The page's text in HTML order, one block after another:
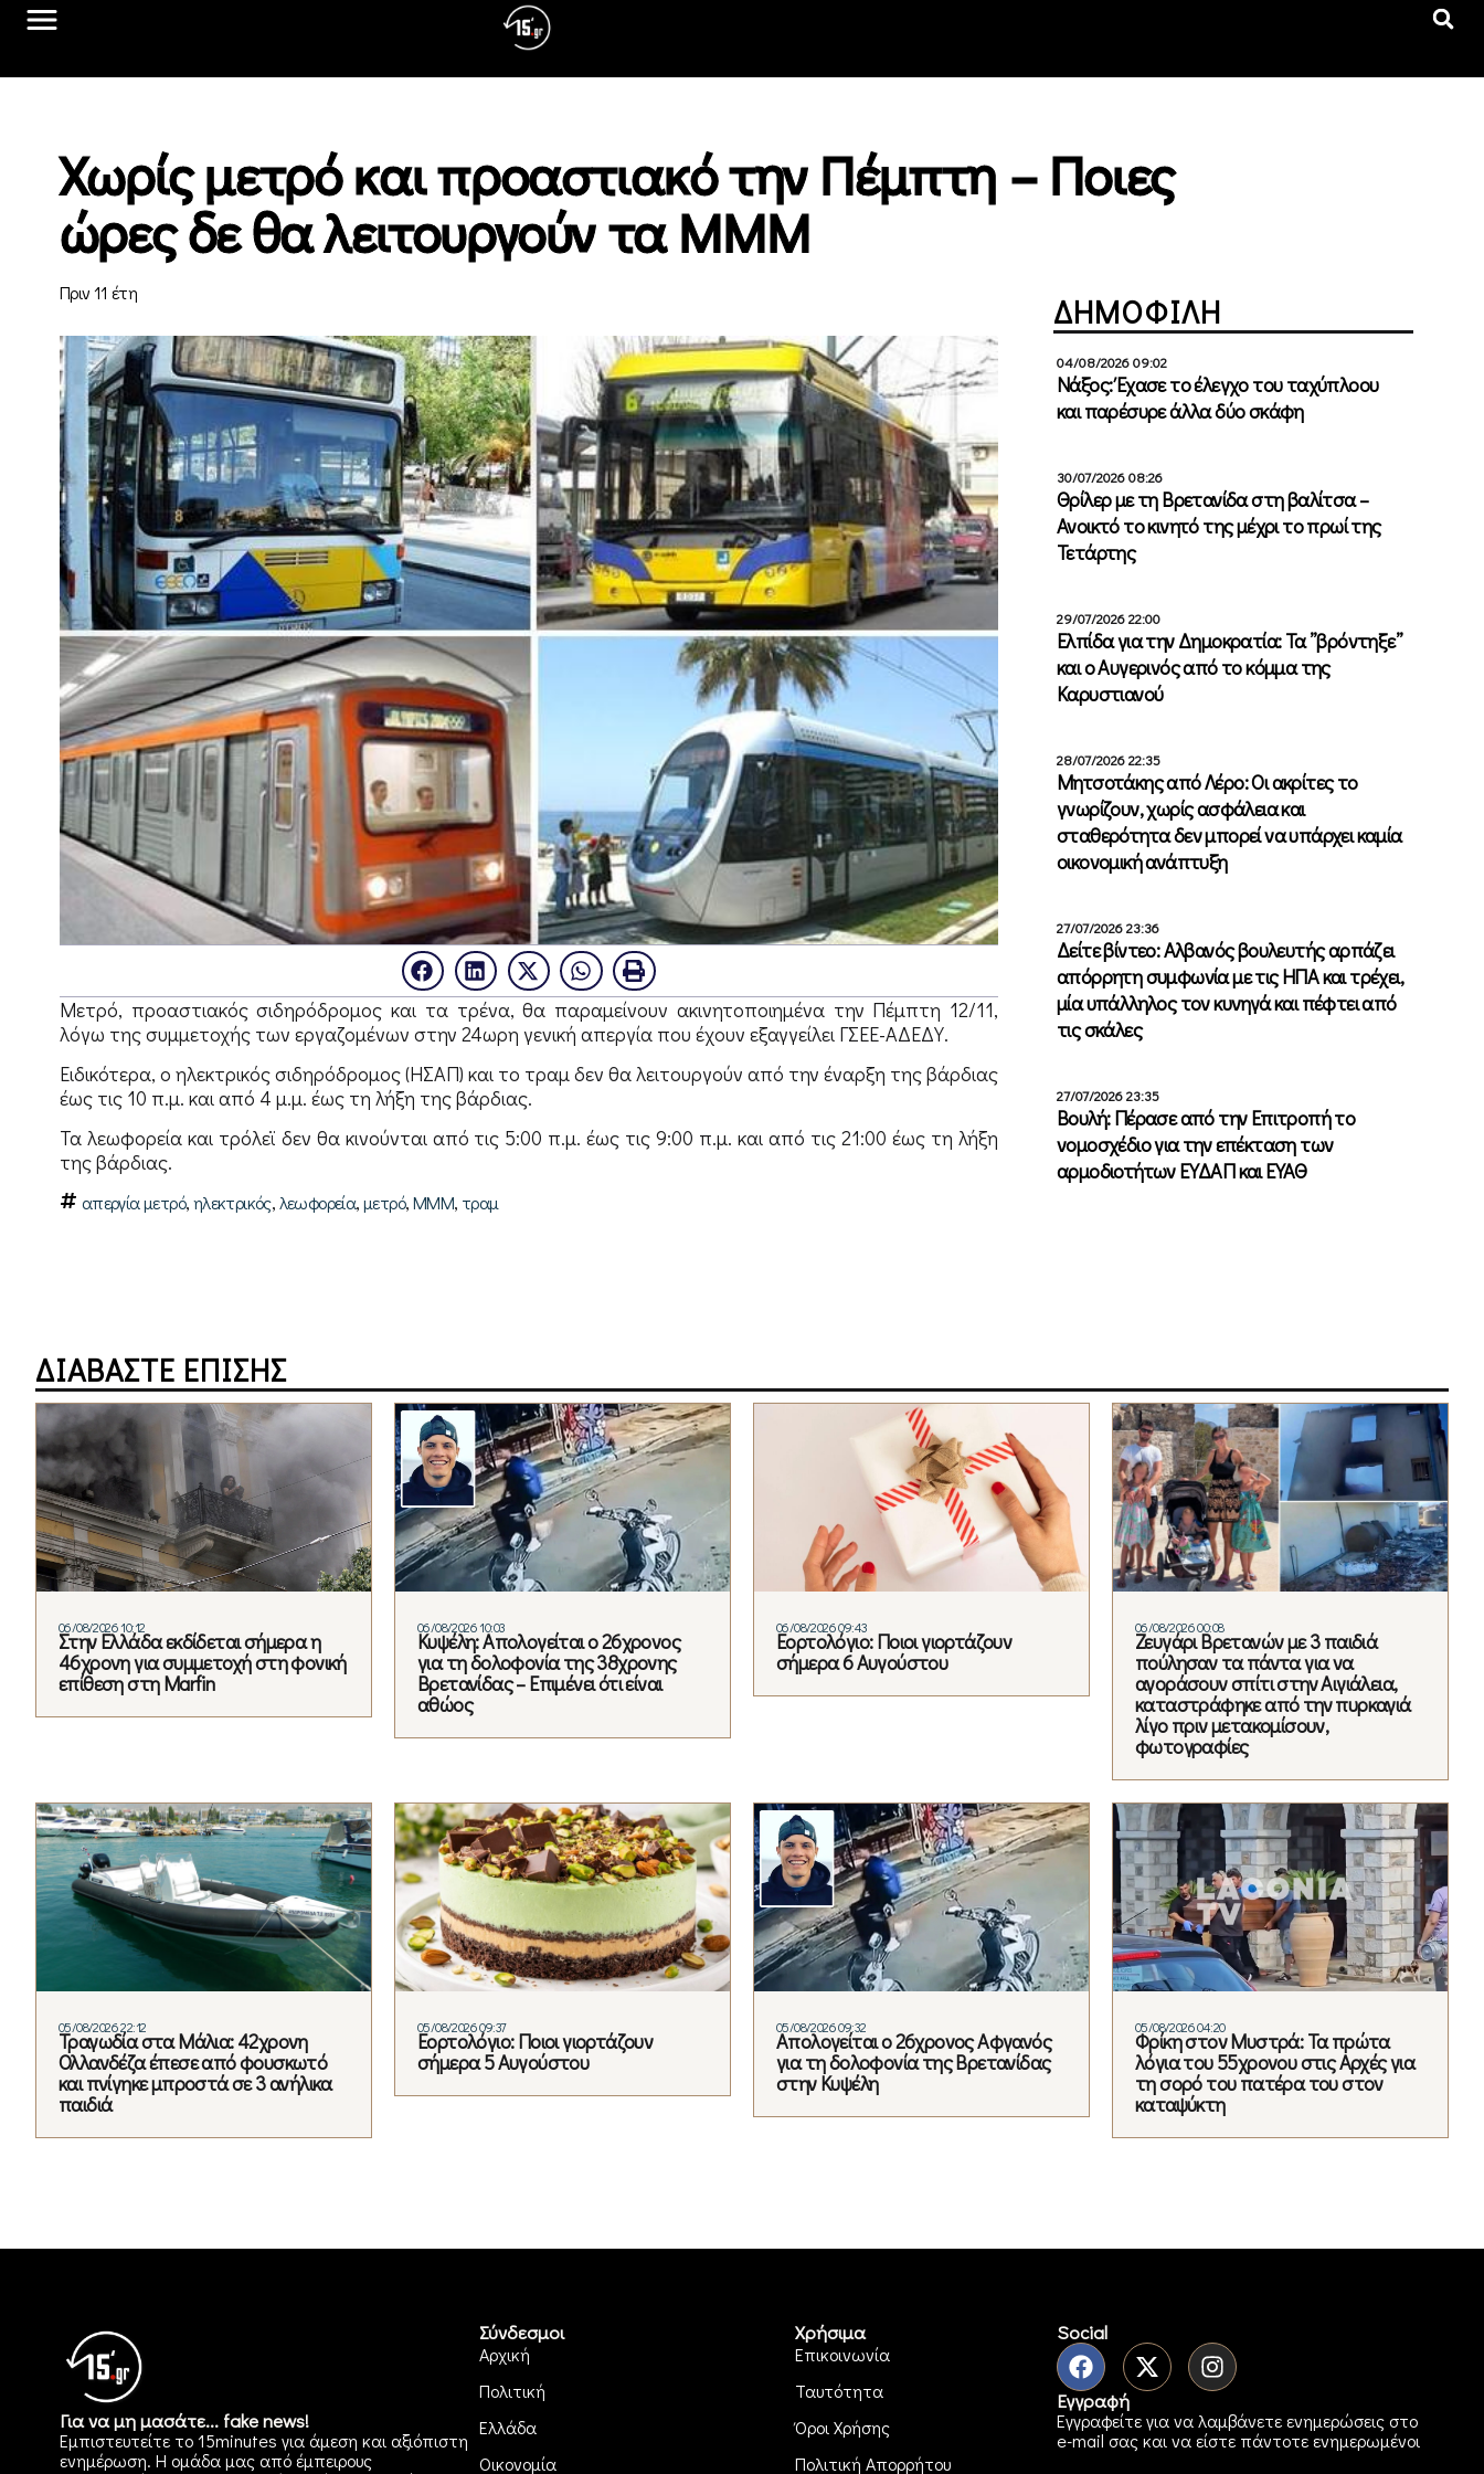
Χωρίς μετρό και προαστιακό την Πέμπτη – Ποιες
ώρες δε θα λειτουργούν τα ΜΜΜ
Πριν 11 έτη
Μετρό, προαστιακός σιδηρόδρομος και τα τρένα, θα παραμείνουν ακινητοποιημένα την Πέμπτη 12/11,
λόγω της συμμετοχής των εργαζομένων στην 24ωρη γενική απεργία που έχουν εξαγγείλει ΓΣΕΕ-ΑΔΕΔΥ.
Ειδικότερα, ο ηλεκτρικός σιδηρόδρομος (ΗΣΑΠ) και το τραμ δεν θα λειτουργούν από την έναρξη της βάρδιας
έως τις 10 π.μ. και από 4 μ.μ. έως τη λήξη της βάρδιας.
Τα λεωφορεία και τρόλεϊ δεν θα κινούνται από τις 5:00 π.μ. έως τις 9:00 π.μ. και από τις 21:00 έως τη λήξη
της βάρδιας.
απεργία μετρό,ηλεκτρικός,λεωφορεία,μετρό,ΜΜΜ, τραμ
ΔΗΜΟΦΙΛΗ
04/08/2026 09:02
Νάξος: Έχασε το έλεγχο του ταχύπλοου
και παρέσυρε άλλα δύο σκάφη
30/07/2026 08:26
Θρίλερ με τη Βρετανίδα στη βαλίτσα –
Ανοικτό το κινητό της μέχρι το πρωί της
Τετάρτης
29/07/2026 22:00
Ελπίδα για την Δημοκρατία: Τα ”βρόντηξε”
και ο Αυγερινός από το κόμμα της
Καρυστιανού
28/07/2026 22:35
Μητσοτάκης από Λέρο: Οι ακρίτες το
γνωρίζουν, χωρίς ασφάλεια και
σταθερότητα δεν μπορεί να υπάρχει καμία
οικονομική ανάπτυξη
27/07/2026 23:36
Δείτε βίντεο: Αλβανός βουλευτής αρπάζει
απόρρητη συμφωνία με τις ΗΠΑ και τρέχει,
μία υπάλληλος τον κυνηγά και πέφτει από
τις σκάλες
27/07/2026 23:35
Βουλή: Πέρασε από την Επιτροπή το
νομοσχέδιο για την επέκταση των
αρμοδιοτήτων ΕΥΔΑΠ και ΕΥΑΘ
ΔΙΑΒΑΣΤΕ ΕΠΙΣΗΣ
06/08/2026 10:12
Στην Ελλάδα εκδίδεται σήμερα η
46χρονη για συμμετοχή στη φονική
επίθεση στη Marfin
06/08/2026 10:03
Κυψέλη: Απολογείται ο 26χρονος
για τη δολοφονία της 38χρονης
Βρετανίδας – Επιμένει ότι είναι
αθώος
06/08/2026 09:43
Εορτολόγιο: Ποιοι γιορτάζουν
σήμερα 6 Αυγούστου
06/08/2026 00:08
Ζευγάρι Βρετανών με 3 παιδιά
πούλησαν τα πάντα για να
αγοράσουν σπίτι στην Αιγιάλεια,
καταστράφηκε από την πυρκαγιά
λίγο πριν μετακομίσουν,
φωτογραφίες
05/08/2026 22:12
Τραγωδία στα Μάλια: 42χρονη
Ολλανδέζα έπεσε από φουσκωτό
και πνίγηκε μπροστά σε 3 ανήλικα
παιδιά
05/08/2026 09:37
Εορτολόγιο: Ποιοι γιορτάζουν
σήμερα 5 Αυγούστου
05/08/2026 09:32
Απολογείται ο 26χρονος Αφγανός
για τη δολοφονία της Βρετανίδας
στην Κυψέλη
05/08/2026 04:20
Φρίκη στον Μυστρά: Τα πρώτα
λόγια του 55χρονου στις Αρχές για
τη σορό του πατέρα του στον
καταψύκτη
Για να μη μασάτε... fake news!
Εμπιστευτείτε το 15minutes για άμεση και αξιόπιστη
ενημέρωση. Η ομάδα μας από έμπειρους
Σύνδεσμοι
Αρχική
Πολιτική
Ελλάδα
Οικονομία
Χρήσιμα
Επικοινωνία
Ταυτότητα
Όροι Χρήσης
Πολιτική Απορρήτου
Social
Εγγραφή
Εγγραφείτε για να λαμβάνετε ενημερώσεις στο
e-mail σας και να είστε πάντοτε ενημερωμένοι